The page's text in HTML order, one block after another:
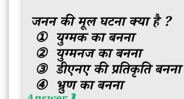
जनन की मूल घटना क्या है ?
① युग्मक का बनना
② युग्मनज का बनना
③ डीएनए की प्रतिकृति बनना
④ भ्रुण का बनना